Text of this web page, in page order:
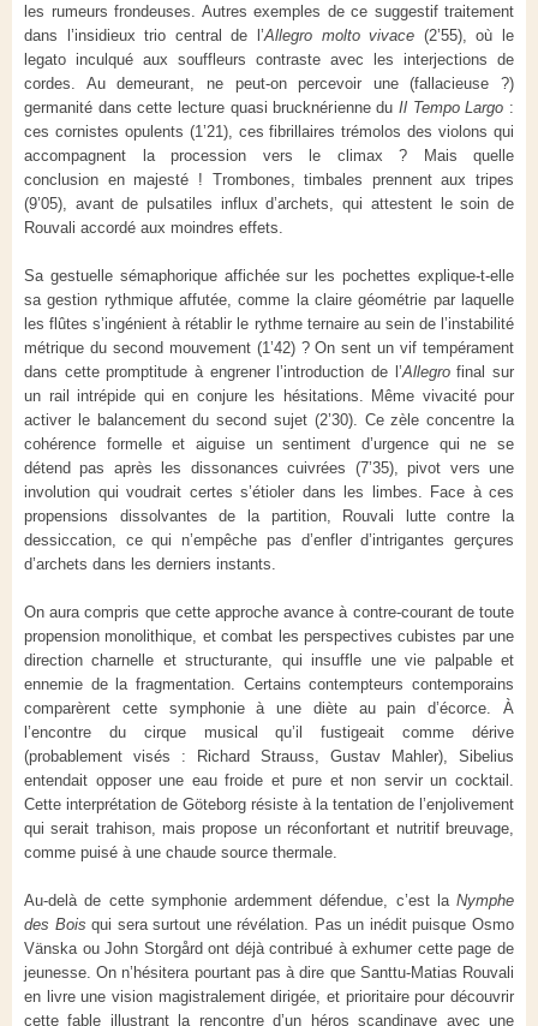
les rumeurs frondeuses. Autres exemples de ce suggestif traitement
dans l’insidieux trio central de l’Allegro molto vivace (2’55), où le
legato inculqué aux souffleurs contraste avec les interjections de
cordes. Au demeurant, ne peut-on percevoir une (fallacieuse ?)
germanité dans cette lecture quasi brucknérienne du Il Tempo Largo :
ces cornistes opulents (1’21), ces fibrillaires trémolos des violons qui
accompagnent la procession vers le climax ? Mais quelle
conclusion en majesté ! Trombones, timbales prennent aux tripes
(9’05), avant de pulsatiles influx d’archets, qui attestent le soin de
Rouvali accordé aux moindres effets.
Sa gestuelle sémaphorique affichée sur les pochettes explique-t-elle
sa gestion rythmique affutée, comme la claire géométrie par laquelle
les flûtes s’ingénient à rétablir le rythme ternaire au sein de l’instabilité
métrique du second mouvement (1’42) ? On sent un vif tempérament
dans cette promptitude à engrener l’introduction de l’Allegrofinal sur
un rail intrépide qui en conjure les hésitations. Même vivacité pour
activer le balancement du second sujet (2’30). Ce zèle concentre la
cohérence formelle et aiguise un sentiment d’urgence qui ne se
détend pas après les dissonances cuivrées (7’35), pivot vers une
involution qui voudrait certes s’étioler dans les limbes. Face à ces
propensions dissolvantes de la partition, Rouvali lutte contre la
dessiccation, ce qui n’empêche pas d’enfler d’intrigantes gerçures
d’archets dans les derniers instants.
On aura compris que cette approche avance à contre-courant de toute
propension monolithique, et combat les perspectives cubistes par une
direction charnelle et structurante, qui insuffle une vie palpable et
ennemie de la fragmentation. Certains contempteurs contemporains
comparèrent cette symphonie à une diète au pain d’écorce. À
l’encontre du cirque musical qu’il fustigeait comme dérive
(probablement visés : Richard Strauss, Gustav Mahler), Sibelius
entendait opposer une eau froide et pure et non servir un cocktail.
Cette interprétation de Göteborg résiste à la tentation de l’enjolivement
qui serait trahison, mais propose un réconfortant et nutritif breuvage,
comme puisé à une chaude source thermale.
Au-delà de cette symphonie ardemment défendue, c’est la Nymphe
des Bois qui sera surtout une révélation. Pas un inédit puisque Osmo
Vänska ou John Storgård ont déjà contribué à exhumer cette page de
jeunesse. On n’hésitera pourtant pas à dire que Santtu-Matias Rouvali
en livre une vision magistralement dirigée, et prioritaire pour découvrir
cette fable illustrant la rencontre d’un héros scandinave avec une